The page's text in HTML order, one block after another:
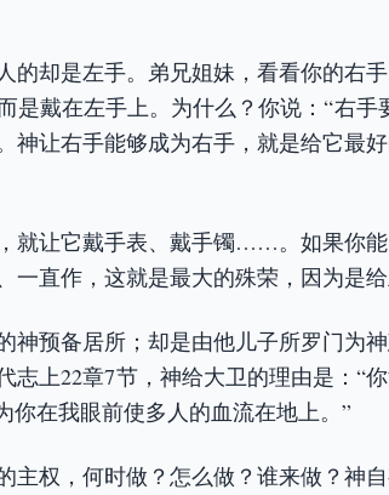
的却是左手。弟兄姐妹，看看你的右
戴在左手上。为什么？你说：“右手
神让右手能够成为右手，就是给它最
就让它戴手表、戴手镯……。如果你
直作，这就是最大的殊荣，因为是给
神预备居所；却是由他儿子所罗门为
上22章7节，神给大卫的理由是：“
你在我眼前使多人的血流在地上。”
主权，何时做？怎么做？谁来做？神